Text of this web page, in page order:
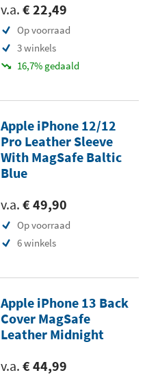
v.a. € 22,49
Op voorraad
3 winkels
16,7% gedaald
Apple iPhone 12/12
Pro Leather Sleeve
With MagSafe Baltic
Blue
v.a. € 49,90
Op voorraad
6 winkels
Apple iPhone 13 Back
Cover MagSafe
Leather Midnight
v.a. € 44,99